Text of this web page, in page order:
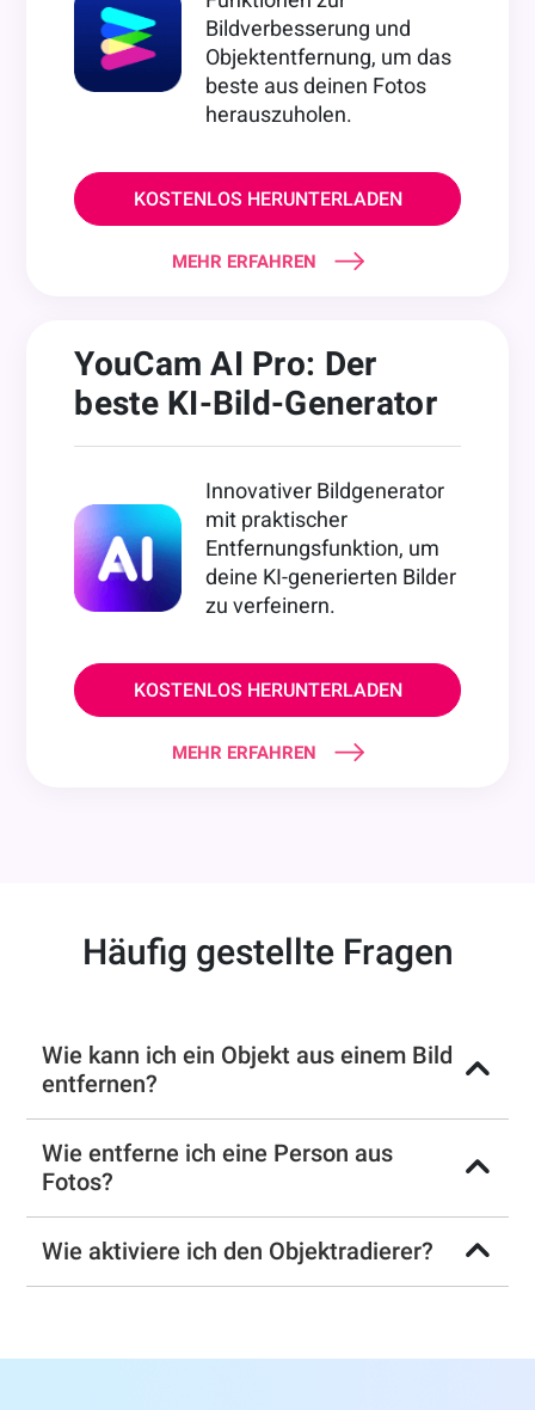
Bildverbesserung und
Objektentfernung, um das
beste aus deinen Fotos
herauszuholen.
KOSTENLOS HERUNTERLADEN
MEHR ERFAHREN
YouCam AI Pro: Der
beste KI-Bild-Generator
Innovativer Bildgenerator
mit praktischer
Entfernungsfunktion, um
deine KI-generierten Bilder
zu verfeinern.
KOSTENLOS HERUNTERLADEN
MEHR ERFAHREN
Häufig gestellte Fragen
Wie kann ich ein Objekt aus einem Bild
entfernen?
Wie entferne ich eine Person aus
Fotos?
Wie aktiviere ich den Objektradierer?